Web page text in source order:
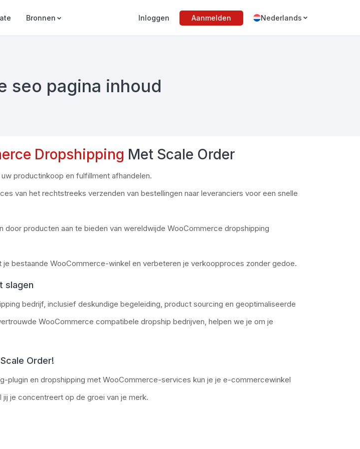
Bronnen Inloggen Aanmelden Nederlands
seo pagina inhoud
Dropshipping Met Scale Order
productinkoop en fulfillment afhandelen.
van het rechtstreeks verzenden van bestellingen naar leveranciers voor een snelle
door producten aan te bieden van wereldwijde WooCommerce dropshipping
bestaande WooCommerce-winkel en verbeteren je verkoopproces zonder gedoe.
slagen
bedrijf, inclusief deskundige begeleiding, product sourcing en geoptimaliseerde
WooCommerce compatibele dropship bedrijven, helpen we je om je
Order!
plugin en dropshipping met WooCommerce-services kun je je e-commercewinkel
je concentreert op de groei van je merk.